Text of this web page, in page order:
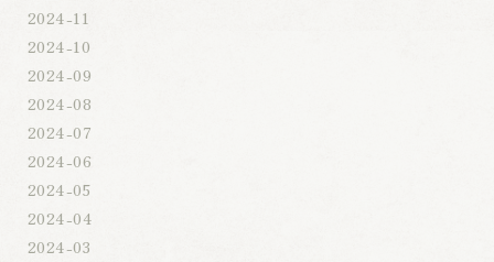
2024-11
2024-10
2024-09
2024-08
2024-07
2024-06
2024-05
2024-04
2024-03